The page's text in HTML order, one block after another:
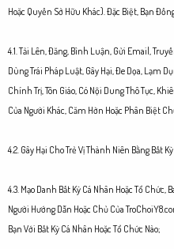
Hoặc Quyền Sở Hữu Khác). Đặc Biệt, Bạn
4.1. Tải Lên, Đăng, Bình Luận, Gửi Email,
Dùng Trái Pháp Luật, Gây Hại, Đe Dọa, Lạm
Chính Trị, Tôn Giáo, Có Nội Dung Thô Tục,
Của Người Khác, Căm Hờn Hoặc Phân Biệt
4.2. Gây Hại Cho Trẻ Vị Thành Niên Bằng Bất
4.3. Mạo Danh Bất Kỳ Cá Nhân Hoặc Tổ
Người Hướng Dẫn Hoặc Chủ Của
Bạn Với Bất Kỳ Cá Nhân Hoặc Tổ Chức Nào;